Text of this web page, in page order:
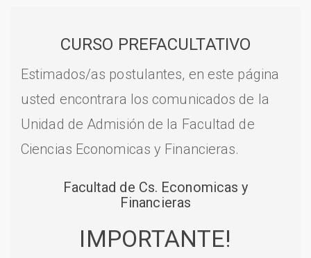
CURSO PREFACULTATIVO
Estimados/as postulantes, en este página
usted encontrara los comunicados de la
Unidad de Admisión de la Facultad de
Ciencias Economicas y Financieras.
Facultad de Cs. Economicas y
Financieras
IMPORTANTE!